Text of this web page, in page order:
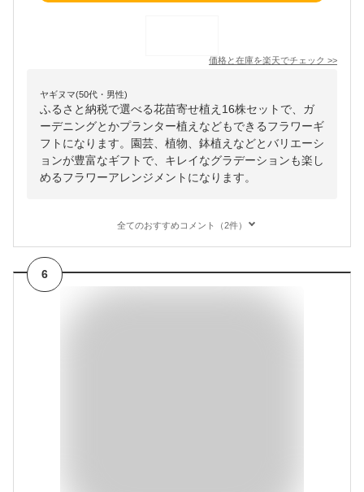
価格と在庫を楽天でチェック >>
ヤギヌマ(50代・男性)
ふるさと納税で選べる花苗寄せ植え16株セットで、ガ
ーデニングとかプランター植えなどもできるフラワーギ
フトになります。園芸、植物、鉢植えなどとバリエーシ
ョンが豊富なギフトで、キレイなグラデーションも楽し
めるフラワーアレンジメントになります。
全てのおすすめコメント（2件）
6